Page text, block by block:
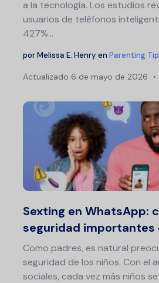
a la tecnología. Los estudios
usuarios de teléfonos
427%...
porMelissa E. Henry en Parenting
Actualizado 6 de mayo de 2026
Sexting en WhatsApp:
seguridad importantes
Como padres, es natural
seguridad de los niños. Con el
sociales, cada vez más niños